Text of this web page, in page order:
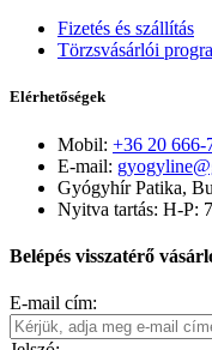
Fizetés és szállítás
Törzsvásárlói
Elérhetőségek
Mobil: +36 20 666-
E-mail:
Gyógyhír Patika,
Nyitva tartás: H-P:
Belépés visszatérő
E-mail cím: